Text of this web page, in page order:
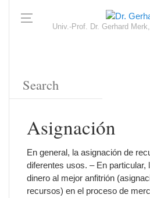
Univ.-Prof. Dr. Gerhard
Asignación
En general, la asignación de
diferentes usos. – En particular,
dinero al mejor anfitrión
recursos) en el proceso de